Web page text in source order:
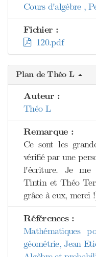
Cours d'algèbre ,
Fichier :
120.pdf
Plan de Théo L
Auteur :
Théo L
Remarque :
Ce sont les
vérifié par une
l'écriture. Je me
Tintin et Théo
grâce à eux, merci
Références :
Mathématiques
géométrie, Jean